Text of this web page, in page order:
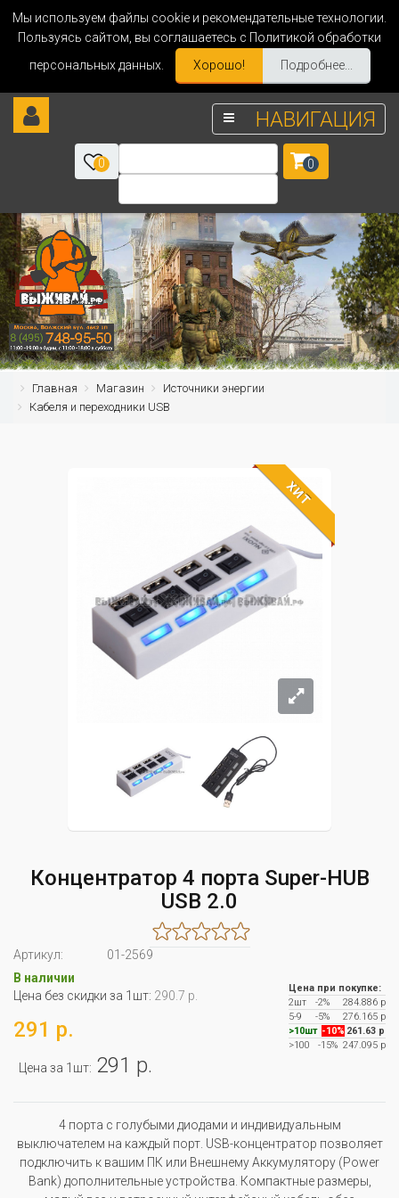
Мы используем файлы cookie и рекомендательные технологии.
Пользуясь сайтом, вы соглашаетесь с Политикой обработки
персональных данных.
Хорошо! Подробнее...
НАВИГАЦИЯ
0 0
Главная Магазин
Источники энергии
Кабеля и переходники USB
ХИТ
Концентратор 4 порта Super-HUB
USB 2.0
Артикул:
01-2569
В наличии
Цена без скидки за 1шт: 290.7 р.
291 р.
Цена за 1шт: 291 р.
Цена при покупке:
2шт
-2%
284.886 р
5-9
-5%
276.165 р
>10шт -10% 261.63 р
>100
-15% 247.095 р
4 порта с голубыми диодами и индивидуальным
выключателем на каждый порт. USB-концентратор позволяет
подключить к вашим ПК или Внешнему Аккумулятору (Power
Bank) дополнительные устройства. Компактные размеры,